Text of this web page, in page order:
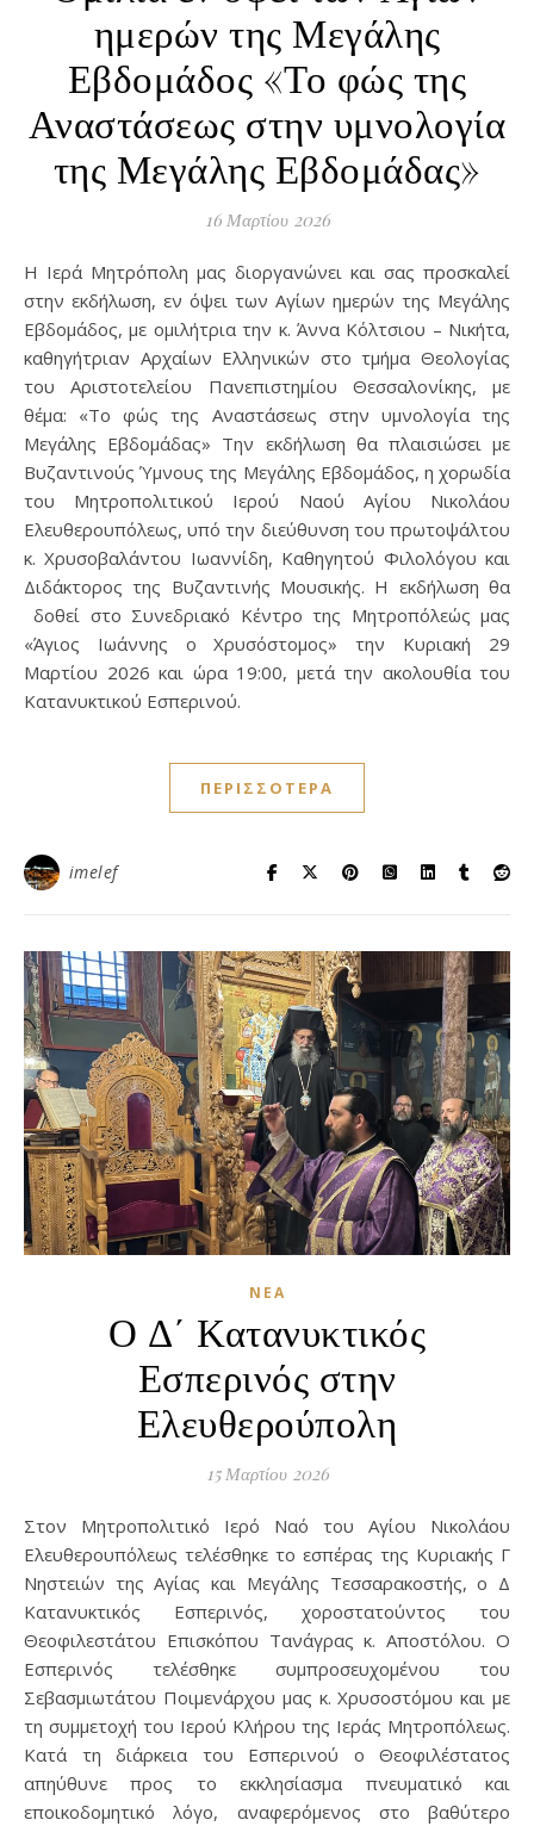
ημερών της Μεγάλης
Εβδομάδος «Το φώς της
Αναστάσεως στην υμνολογία
της Μεγάλης Εβδομάδας»
16 Μαρτίου 2026
Η Ιερά Μητρόπολη μας διοργανώνει και σας προσκαλεί
στην εκδήλωση, εν όψει των Αγίων ημερών της Μεγάλης
Εβδομάδος, με ομιλήτρια την κ. Άννα Κόλτσιου – Νικήτα,
καθηγήτριαν Αρχαίων Ελληνικών στο τμήμα Θεολογίας
του Αριστοτελείου Πανεπιστημίου Θεσσαλονίκης, με
θέμα: «Το φώς της Αναστάσεως στην υμνολογία της
Μεγάλης Εβδομάδας» Την εκδήλωση θα πλαισιώσει με
Βυζαντινούς Ύμνους της Μεγάλης Εβδομάδος, η χορωδία
του Μητροπολιτικού Ιερού Ναού Αγίου Νικολάου
Ελευθερουπόλεως, υπό την διεύθυνση του πρωτοψάλτου
κ. Χρυσοβαλάντου Ιωαννίδη, Καθηγητού Φιλολόγου και
Διδάκτορος της Βυζαντινής Μουσικής. Η εκδήλωση θα
δοθεί στο Συνεδριακό Κέντρο της Μητροπόλεώς μας
«Άγιος Ιωάννης ο Χρυσόστομος» την Κυριακή 29
Μαρτίου 2026 και ώρα 19:00, μετά την ακολουθία του
Κατανυκτικού Εσπερινού.
ΠΕΡΙΣΣΌΤΕΡΑ
imelef
ΝΈΑ
Ο Δ΄ Κατανυκτικός
Εσπερινός στην
Ελευθερούπολη
15 Μαρτίου 2026
Στον Μητροπολιτικό Ιερό Ναό του Αγίου Νικολάου
Ελευθερουπόλεως τελέσθηκε το εσπέρας της Κυριακής Γ΄
Νηστειών της Αγίας και Μεγάλης Τεσσαρακοστής, ο Δ΄
Κατανυκτικός Εσπερινός, χοροστατούντος του
Θεοφιλεστάτου Επισκόπου Τανάγρας κ. Αποστόλου. Ο
Εσπερινός τελέσθηκε συμπροσευχομένου του
Σεβασμιωτάτου Ποιμενάρχου μας κ. Χρυσοστόμου και με
τη συμμετοχή του Ιερού Κλήρου της Ιεράς Μητροπόλεως.
Κατά τη διάρκεια του Εσπερινού ο Θεοφιλέστατος
απηύθυνε προς το εκκλησίασμα πνευματικό και
εποικοδομητικό λόγο, αναφερόμενος στο βαθύτερο